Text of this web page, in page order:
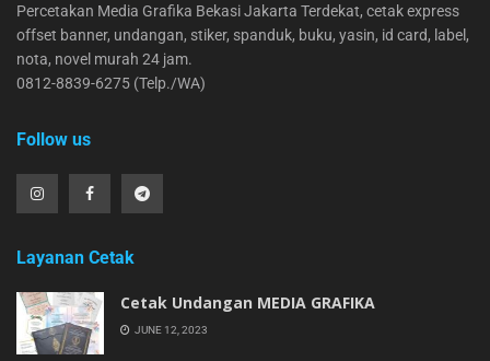
Percetakan Media Grafika Bekasi Jakarta Terdekat, cetak express
offset banner, undangan, stiker, spanduk, buku, yasin, id card, label,
nota, novel murah 24 jam.
0812-8839-6275 (Telp./WA)
Follow us
Layanan Cetak
Cetak Undangan MEDIA GRAFIKA
JUNE 12, 2023